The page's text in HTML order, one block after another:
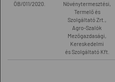
ÖB/011/2020.
Növénytermesztési,
Termelő és
Szolgáltató Zrt.,
Agro-Szalók
Mezőgazdasági,
Kereskedelmi
és Szolgáltató Kft.